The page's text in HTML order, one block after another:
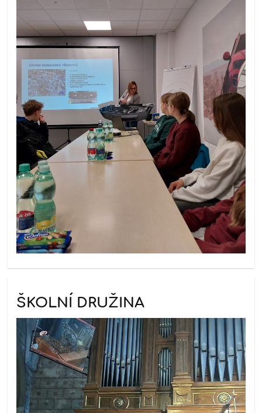
ŠKOLNÍ DRUŽINA